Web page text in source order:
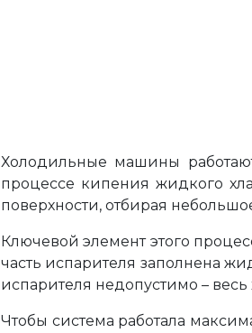
Холодильные машины
процессе кипения жидкого
поверхности, отбирая
Ключевой элемент этого
часть испарителя заполнена
испарителя недопустимо –
Чтобы система работала